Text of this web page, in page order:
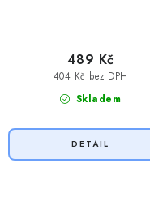
Skladem
404 Kč bez DPH
489 Kč